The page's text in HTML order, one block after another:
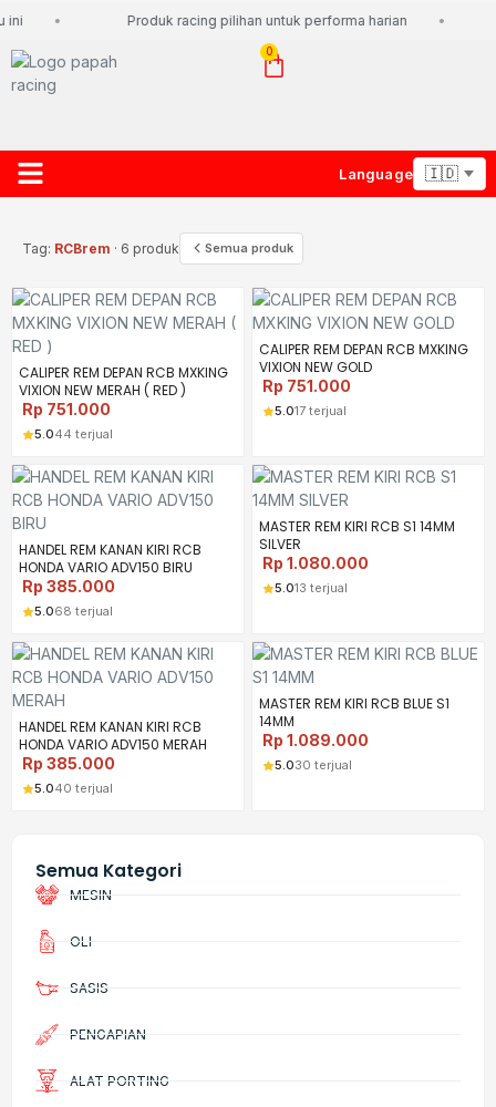
ini Produk racing pilihan untuk performa harian
0
Language
Semua Kategori
MESIN
OLI
SASIS
PENGAPIAN
ALAT PORTING
Tag: RCBrem · 6 produk Semua produk
CALIPER REM DEPAN RCB MXKING
VIXION NEW MERAH ( RED )
Rp 751.000
5.044 terjual
CALIPER REM DEPAN RCB MXKING
VIXION NEW GOLD
Rp 751.000
5.017 terjual
HANDEL REM KANAN KIRI RCB
HONDA VARIO ADV150 BIRU
Rp 385.000
5.068 terjual
MASTER REM KIRI RCB S1 14MM
SILVER
Rp 1.080.000
5.013 terjual
HANDEL REM KANAN KIRI RCB
HONDA VARIO ADV150 MERAH
Rp 385.000
5.040 terjual
MASTER REM KIRI RCB BLUE S1
14MM
Rp 1.089.000
5.030 terjual